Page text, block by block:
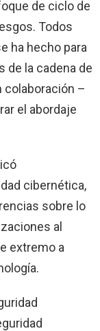
de ciclo de
Todos
ha hecho para
de la cadena de
colaboración –
el abordaje
cibernética,
sobre lo
al
extremo a